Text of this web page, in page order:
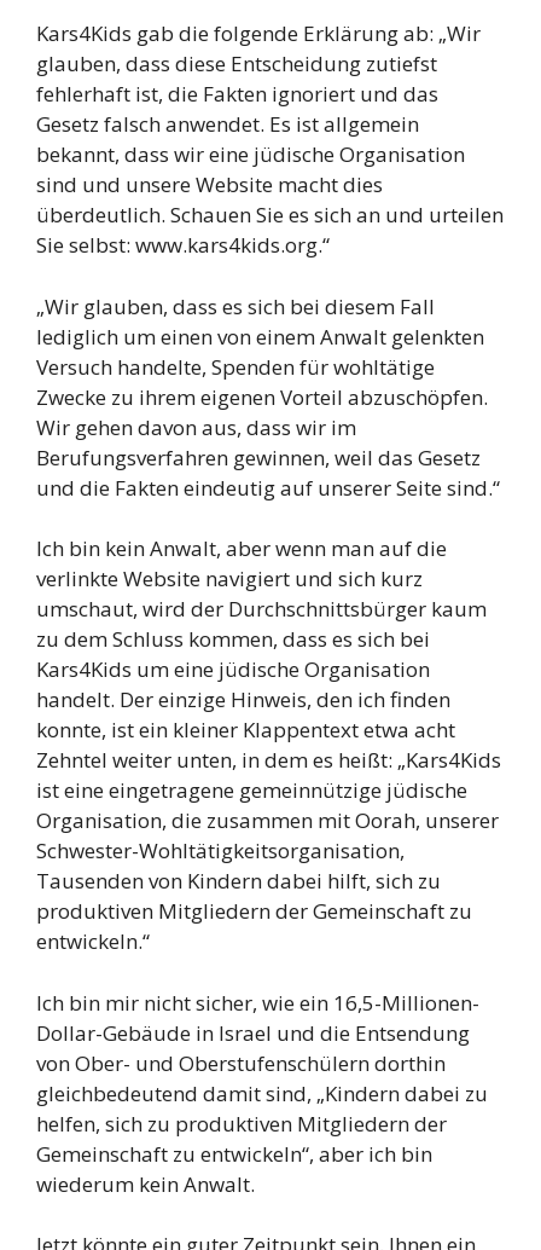
Kars4Kids gab die folgende Erklärung ab: „Wir
glauben, dass diese Entscheidung zutiefst
fehlerhaft ist, die Fakten ignoriert und das
Gesetz falsch anwendet. Es ist allgemein
bekannt, dass wir eine jüdische Organisation
sind und unsere Website macht dies
überdeutlich. Schauen Sie es sich an und urteilen
Sie selbst: www.kars4kids.org.“
„Wir glauben, dass es sich bei diesem Fall
lediglich um einen von einem Anwalt gelenkten
Versuch handelte, Spenden für wohltätige
Zwecke zu ihrem eigenen Vorteil abzuschöpfen.
Wir gehen davon aus, dass wir im
Berufungsverfahren gewinnen, weil das Gesetz
und die Fakten eindeutig auf unserer Seite sind.“
Ich bin kein Anwalt, aber wenn man auf die
verlinkte Website navigiert und sich kurz
umschaut, wird der Durchschnittsbürger kaum
zu dem Schluss kommen, dass es sich bei
Kars4Kids um eine jüdische Organisation
handelt. Der einzige Hinweis, den ich finden
konnte, ist ein kleiner Klappentext etwa acht
Zehntel weiter unten, in dem es heißt: „Kars4Kids
ist eine eingetragene gemeinnützige jüdische
Organisation, die zusammen mit Oorah, unserer
Schwester-Wohltätigkeitsorganisation,
Tausenden von Kindern dabei hilft, sich zu
produktiven Mitgliedern der Gemeinschaft zu
entwickeln.“
Ich bin mir nicht sicher, wie ein 16,5-Millionen-
Dollar-Gebäude in Israel und die Entsendung
von Ober- und Oberstufenschülern dorthin
gleichbedeutend damit sind, „Kindern dabei zu
helfen, sich zu produktiven Mitgliedern der
Gemeinschaft zu entwickeln“, aber ich bin
wiederum kein Anwalt.